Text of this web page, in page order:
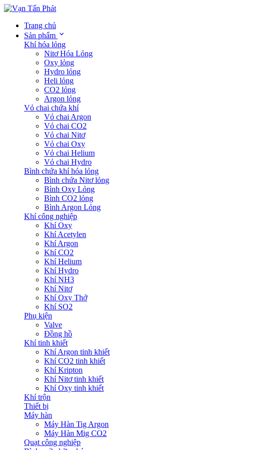
Trang chủ
Sản phẩm
Khí hóa lỏng
Nitơ Hóa Lỏng
Oxy lỏng
Hydro lỏng
Heli lỏng
CO2 lỏng
Argon lỏng
Vỏ chai chứa khí
Vỏ chai Argon
Vỏ chai CO2
Vỏ chai Nitơ
Vỏ chai Oxy
Vỏ chai Helium
Vỏ chai Hydro
Bình chứa khí hóa lỏng
Bình chứa Nitơ lỏng
Bình Oxy Lỏng
Bình CO2 lỏng
Bình Argon Lỏng
Khí công nghiệp
Khí Oxy
Khí Acetylen
Khí Argon
Khí CO2
Khí Helium
Khí Hydro
Khí NH3
Khí Nitơ
Khí Oxy Thở
Khí SO2
Phụ kiện
Valve
Đồng hồ
Khí tinh khiết
Khí Argon tinh khiết
Khí CO2 tinh khiết
Khí Kripton
Khí Nitơ tinh khiết
Khí Oxy tinh khiết
Khí trộn
Thiết bị
Máy hàn
Máy Hàn Tig Argon
Máy Hàn Mig CO2
Quạt công nghiệp